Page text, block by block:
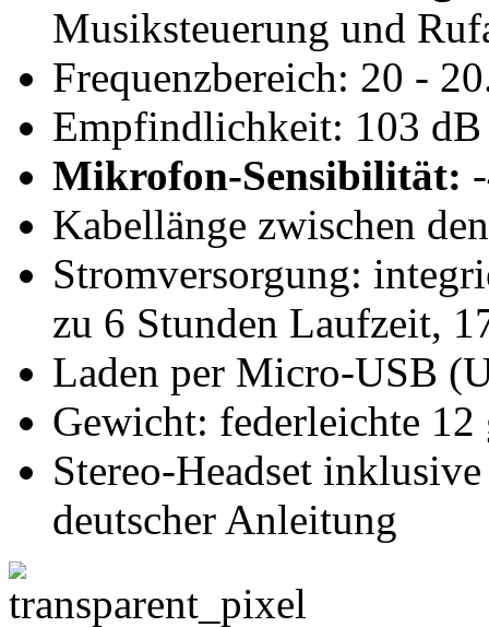
Musiksteuerung und
Frequenzbereich: 20 -
Empfindlichkeit: 103
Mikrofon-Sensibilität:
Kabellänge zwischen
Stromversorgung:
zu 6 Stunden Laufzeit,
Laden per Micro-USB
Gewicht: federleichte 12
Stereo-Headset
deutscher Anleitung